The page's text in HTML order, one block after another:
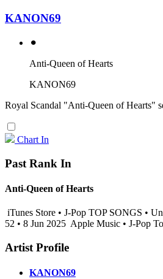
KANON69
⚫︎
Anti-Queen of Hearts
KANON69
Royal Scandal "Anti-Queen of Hearts"
Chart In
Past Rank In
Anti-Queen of Hearts
iTunes Store • J-Pop TOP SONGS •
52 • 8 Jun 2025 Apple Music • J-Pop
Artist Profile
KANON69